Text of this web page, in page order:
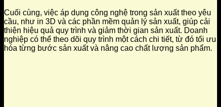
Cuối cùng, việc áp dụng công nghệ trong sản xuất theo yêu
cầu, như in 3D và các phần mềm quản lý sản xuất, giúp cải
thiện hiệu quả quy trình và giảm thời gian sản xuất. Doanh
nghiệp có thể theo dõi quy trình một cách chi tiết, từ đó tối ưu
hóa từng bước sản xuất và nâng cao chất lượng sản phẩm.